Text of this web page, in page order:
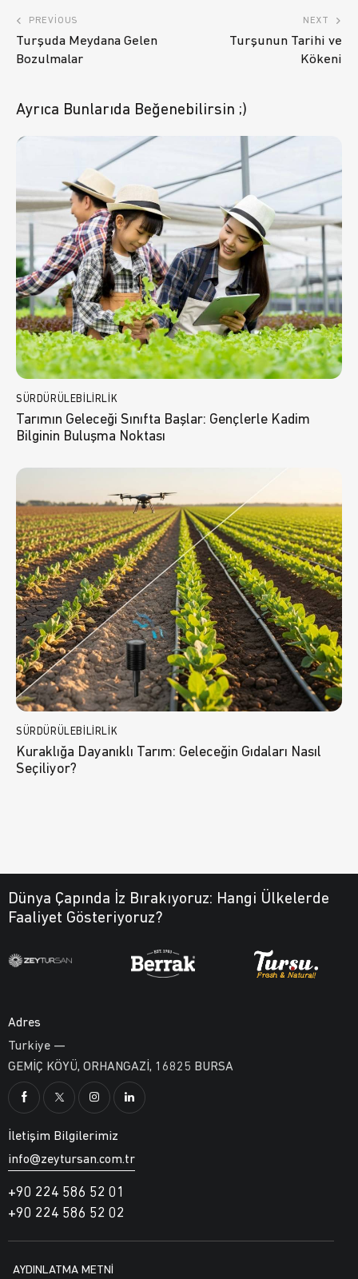
PREVIOUS
Turşuda Meydana Gelen
Bozulmalar
NEXT
Turşunun Tarihi ve
Kökeni
Ayrıca Bunlarıda Beğenebilirsin ;)
SÜRDÜRÜLEBILIRLIK
Tarımın Geleceği Sınıfta Başlar: Gençlerle Kadim
Bilginin Buluşma Noktası
SÜRDÜRÜLEBILIRLIK
Kuraklığa Dayanıklı Tarım: Geleceğin Gıdaları Nasıl
Seçiliyor?
Dünya Çapında İz Bırakıyoruz: Hangi Ülkelerde
Faaliyet Gösteriyoruz?
Adres
Turkiye —
GEMİÇ KÖYÜ, ORHANGAZİ, 16825 BURSA
İletişim Bilgilerimiz
info@zeytursan.com.tr
+90 224 586 52 01
+90 224 586 52 02
AYDINLATMA METNİ